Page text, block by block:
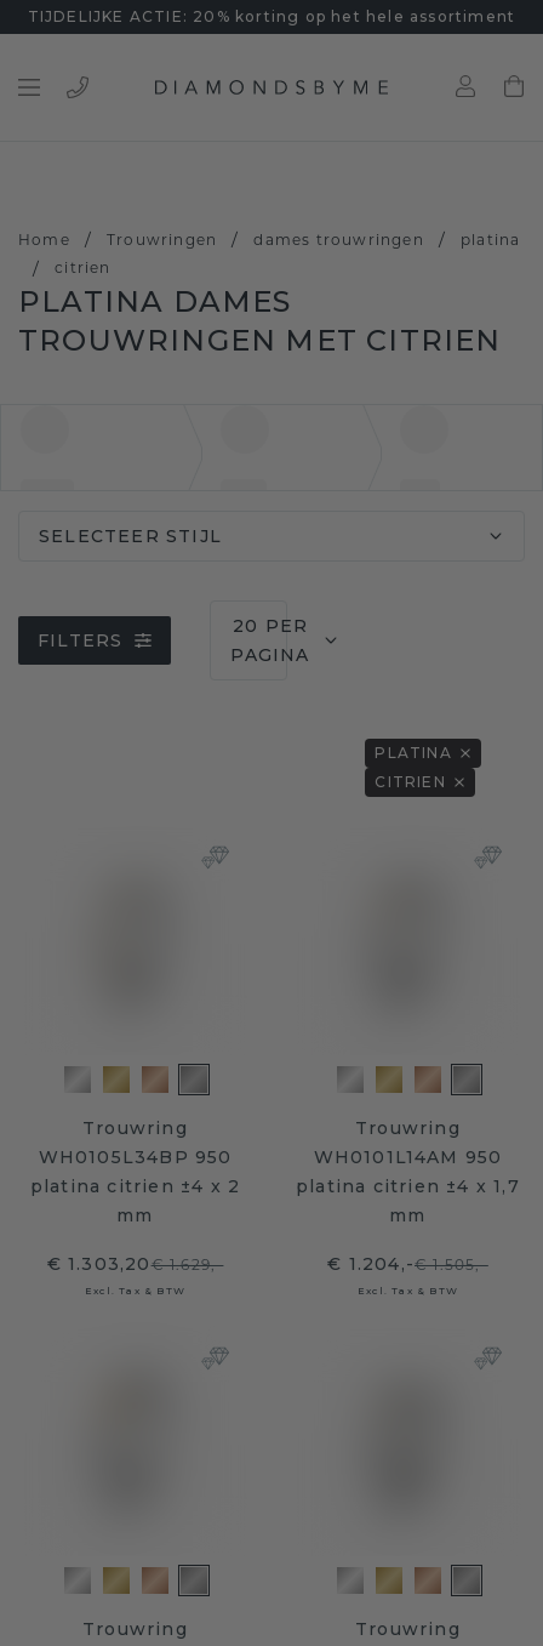
TIJDELIJKE ACTIE: 20% korting op het hele assortiment
Home / Trouwringen / dames trouwringen / platina
/ citrien
PLATINA DAMES
TROUWRINGEN MET CITRIEN
SELECTEER STIJL
FILTERS
20 PER
PAGINA
PLATINA
CITRIEN
Trouwring
WH0105L34BP 950
platina citrien ±4 x 2
mm
€ 1.303,20€ 1.629,-
Excl. Tax & BTW
Trouwring
WH0101L14AM 950
platina citrien ±4 x 1,7
mm
€ 1.204,-€ 1.505,-
Excl. Tax & BTW
Trouwring
Trouwring